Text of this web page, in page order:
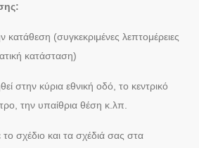
κατάθεση (συγκεκριμένες λεπτομέρειες
κατάσταση)
στην κύρια εθνική οδό, το κεντρικό
την υπαίθρια θέση κ.λπ.
σχέδιο και τα σχέδιά σας στα